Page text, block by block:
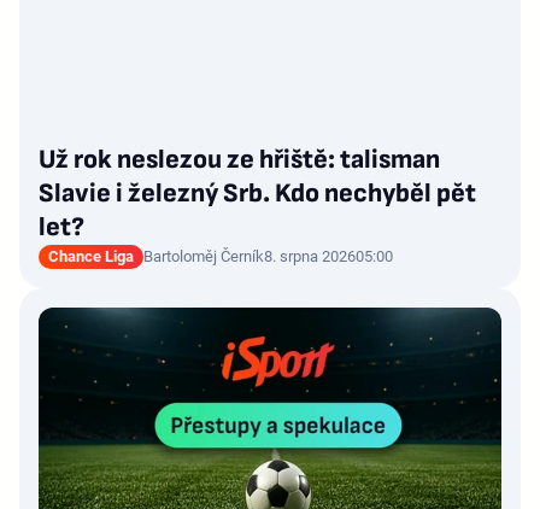
Už rok neslezou ze hřiště: talisman
Slavie i železný Srb. Kdo nechyběl pět
let?
Chance Liga Bartoloměj Černík8. srpna 202605:00